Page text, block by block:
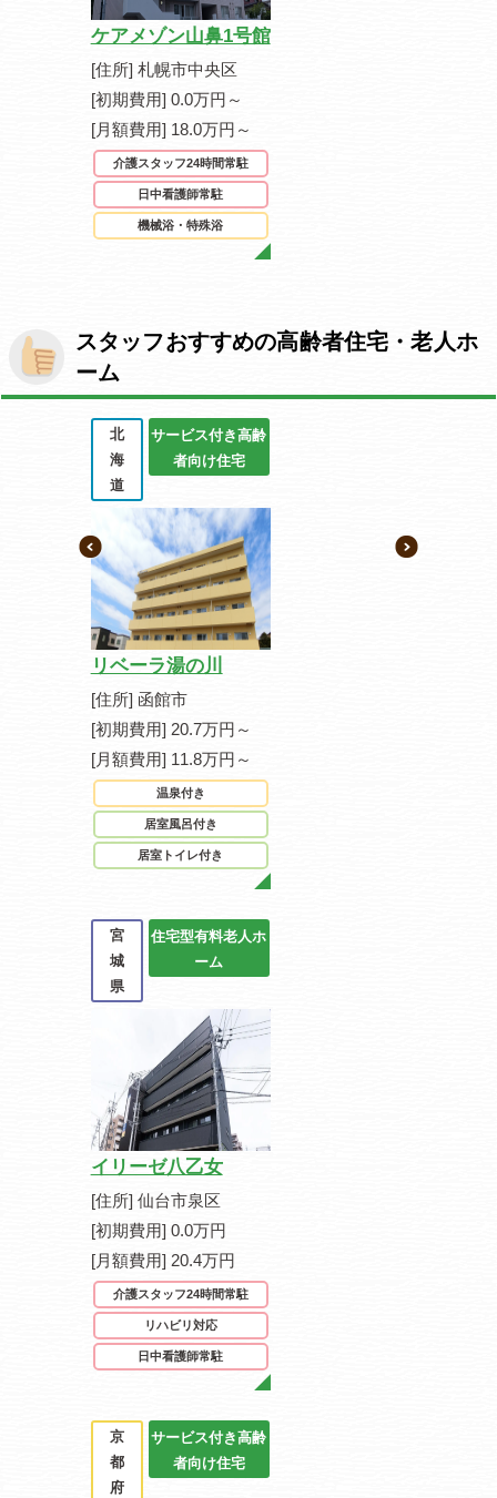
ケアメゾン山鼻1号館
[住所] 札幌市中央区
[初期費用] 0.0万円～
[月額費用] 18.0万円～
介護スタッフ24時間常駐
日中看護師常駐
機械浴・特殊浴
スタッフおすすめの高齢者住宅・老人ホ
ーム
北
海
道
サービス付き高齢
者向け住宅
リベーラ湯の川
[住所] 函館市
[初期費用] 20.7万円～
[月額費用] 11.8万円～
温泉付き
居室風呂付き
居室トイレ付き
宮
城
県
住宅型有料老人ホ
ーム
イリーゼ八乙女
[住所] 仙台市泉区
[初期費用] 0.0万円
[月額費用] 20.4万円
介護スタッフ24時間常駐
リハビリ対応
日中看護師常駐
京
都
府
サービス付き高齢
者向け住宅